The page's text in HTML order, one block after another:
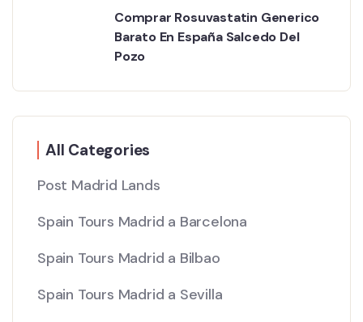
Comprar Rosuvastatin Generico
Barato En España Salcedo Del
Pozo
All Categories
Post Madrid Lands
Spain Tours Madrid a Barcelona
Spain Tours Madrid a Bilbao
Spain Tours Madrid a Sevilla